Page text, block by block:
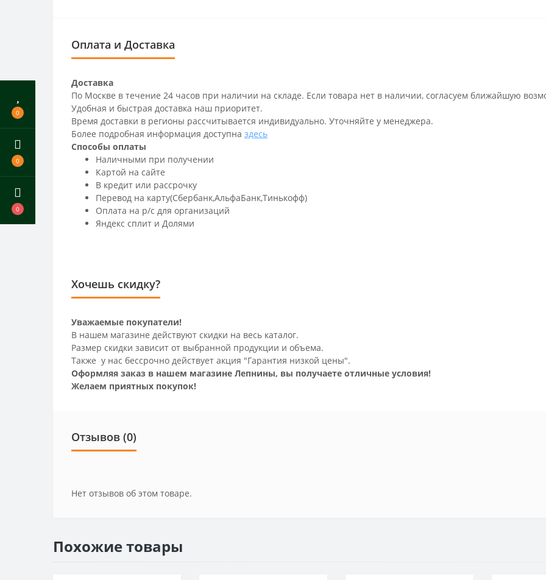
0
0
0
Оплата и Доставка
Доставка
По Москве в течение 24 часов при наличии на складе. Если товара нет в наличии, согласуем ближайшую
Удобная и быстрая доставка наш приоритет.
Время доставки в регионы рассчитывается индивидуально. Уточняйте у менеджера.
Более подробная информация доступна здесь
Способы оплаты
Наличными при получении
Картой на сайте
В кредит или рассрочку
Перевод на карту(Сбербанк,АльфаБанк,Тинькофф)
Оплата на р/c для организаций
Яндекс сплит и Долями
Хочешь скидку?
Уважаемые покупатели!
В нашем магазине действуют скидки на весь каталог.
Размер скидки зависит от выбранной продукции и объема.
Также у нас бессрочно действует акция "Гарантия низкой цены".
Оформляя заказ в нашем магазине Лепнины, вы получаете отличные условия!
Желаем приятных покупок!
Отзывов (0)
Нет отзывов об этом товаре.
Похожие товары